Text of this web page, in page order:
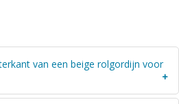
van een beige rolgordijn voor